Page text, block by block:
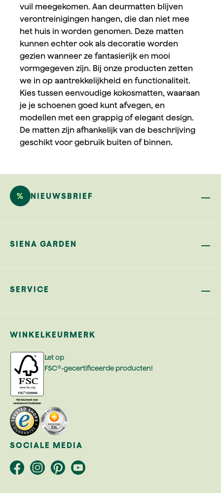
vuil meegekomen. Aan deurmatten blijven
verontreinigingen hangen, die dan niet mee
het huis in worden genomen. Deze matten
kunnen echter ook als decoratie worden
gezien wanneer ze fantasierijk en mooi
vormgegeven zijn. Bij onze producten zetten
we in op aantrekkelijkheid en functionaliteit.
Kies tussen eenvoudige kokosmatten, waaraan
je je schoenen goed kunt afvegen, en
modellen met een grappig of elegant design.
De matten zijn afhankelijk van de beschrijving
geschikt voor gebruik buiten of binnen.
% NIEUWSBRIEF
SIENA GARDEN
SERVICE
WINKELKEURMERK
Let op
FSC®-gecertificeerde producten!
SOCIALE MEDIA